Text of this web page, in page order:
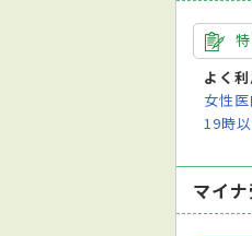
よく
女性
19時
マイ